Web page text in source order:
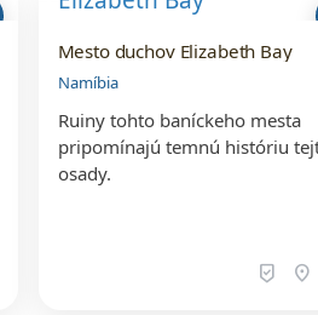
Mesto duchov Elizabeth Bay
Namíbia
Ruiny tohto baníckeho mesta
pripomínajú temnú históriu
osady.
beenhere location_on